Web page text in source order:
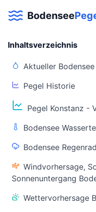
Bodensee
Inhaltsverzeichnis
Aktueller
Pegel Historie
Pegel Konstanz -
Bodensee
Bodensee
Windvorhersage,
Sonnenuntergang
Wettervorhersage
Aktuelle Warnlage
Aktueller
(Konstanz)